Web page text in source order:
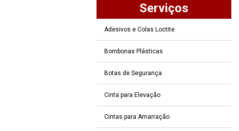
Serviços
Adesivos e Colas Loctite
Bombonas Plásticas
Botas de Segurança
Cinta para Elevação
Cintas para Amarração